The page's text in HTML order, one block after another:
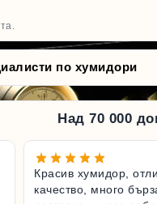
по хумидори
Над 70 000
Красив хумидор,
качество, много